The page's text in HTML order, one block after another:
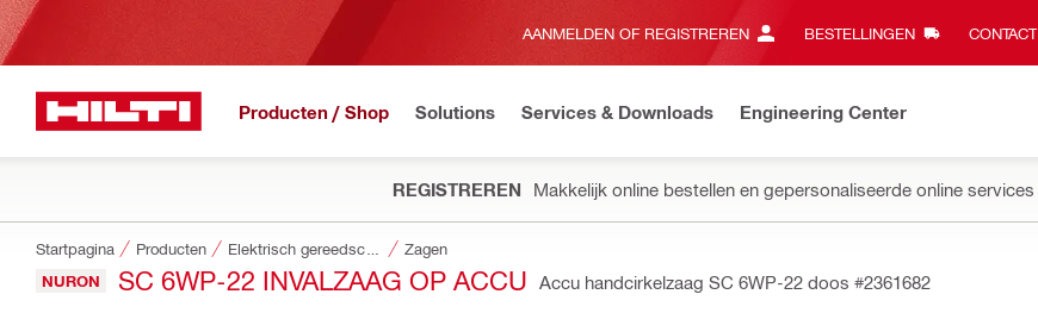
AANMELDEN OF REGISTREREN BESTELLINGEN CONTACT‎
Producten / Shop Solutions Services & Downloads Engineering Center
REGISTREREN Makkelijk online bestellen en gepersonaliseerde online services
Startpagina Producten Zagen
NURON SC 6WP-22 INVALZAAG OP ACCU Accu handcirkelzaag SC 6WP-22 doos #2361682